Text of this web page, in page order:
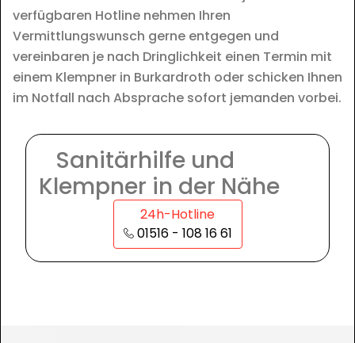
verfügbaren Hotline nehmen Ihren
Vermittlungswunsch gerne entgegen und
vereinbaren je nach Dringlichkeit einen Termin mit
einem Klempner in Burkardroth oder schicken Ihnen
im Notfall nach Absprache sofort jemanden vorbei.
Sanitärhilfe und
Klempner in der Nähe
24h-Hotline
01516 - 108 16 61